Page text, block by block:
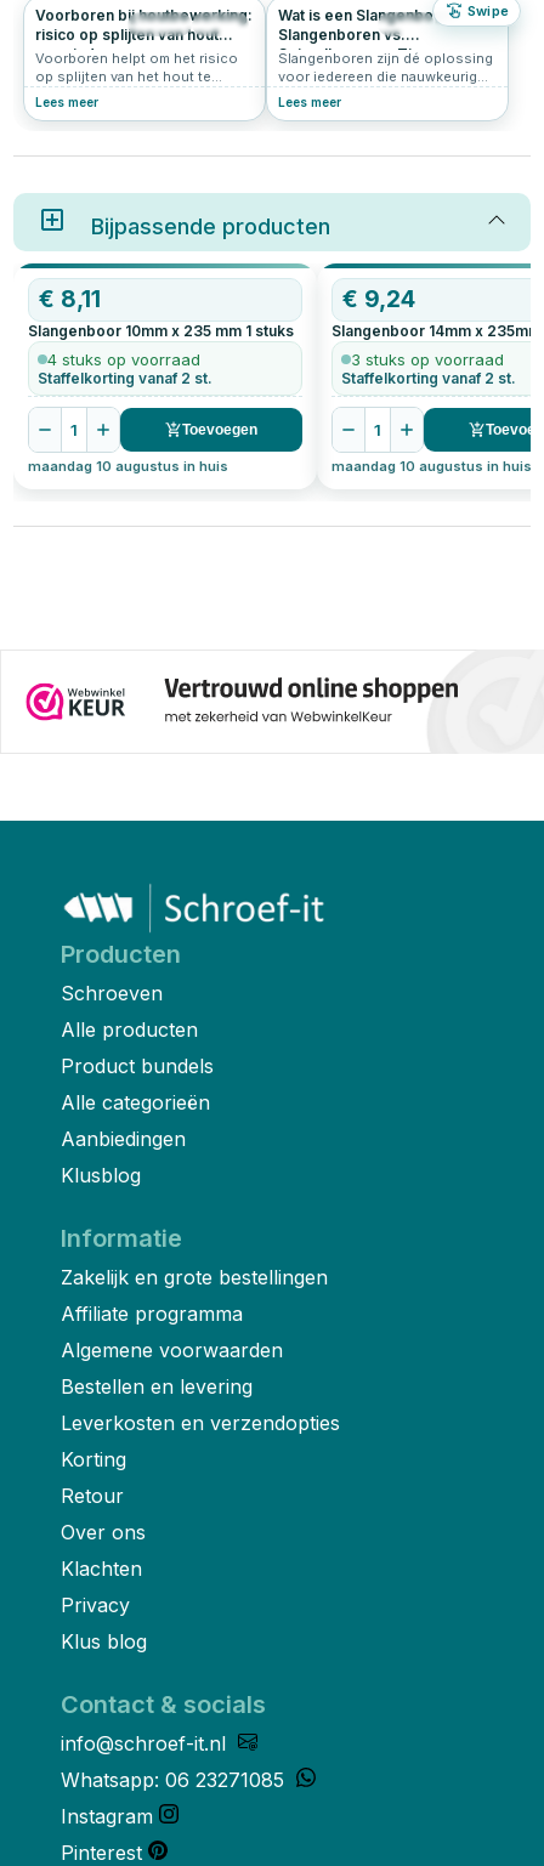
Swipe
1261 5.0
Voorboren bij houtbewerking:
risico op splijten van hout
verminderen
Voorboren helpt om het risico
op splijten van het hout te
verminderen, vooral bij zachtere
Lees meer
515 5.0
Wat is een Slangenboor?
Slangenboren vs.
Spiraalboren en Tips voor
Hardhout
Slangenboren zijn dé oplossing
voor iedereen die nauwkeurig
en diep in hout wil boren. Of je
slangenboor is, hoe deze zich
boren in hardhout. Daarnaast
geven we praktische tips voor
het kiezen van de juiste
slangenboor voor jouw klus.
Lees meer
Bijpassende producten
€ 8,11
Slangenboor 10mm x 235 mm 1 stuks
4 stuks op voorraad
Staffelkorting vanaf 2 st.
1 Toevoegen
maandag 10 augustus in huis
€ 9,24
Slangenboor 14mm x 235mm
3 stuks op voorraad
Staffelkorting vanaf 2 st.
1
maandag 10 augustus in huis
Producten
Schroeven
Alle producten
Product bundels
Alle categorieën
Aanbiedingen
Klusblog
Informatie
Zakelijk en grote bestellingen
Affiliate programma
Algemene voorwaarden
Bestellen en levering
Leverkosten en verzendopties
Korting
Retour
Over ons
Klachten
Privacy
Klus blog
Contact & socials
info@schroef-it.nl
Whatsapp: 06 23271085
Instagram
Pinterest